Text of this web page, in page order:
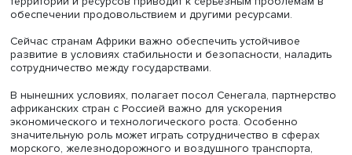
Говоря о российско-африканском сотрудничестве,
Васильев признал, что России сложно возвращаться на
континент. Возвращение должно основываться не
фундаменте прошлого, но и на совместном
нефтяной промышленности. Россия может помочь
Африки в производстве удобрений, необходимых для
продуктивности сельского хозяйства, и развитии
По мнению академика, следует также активизировать